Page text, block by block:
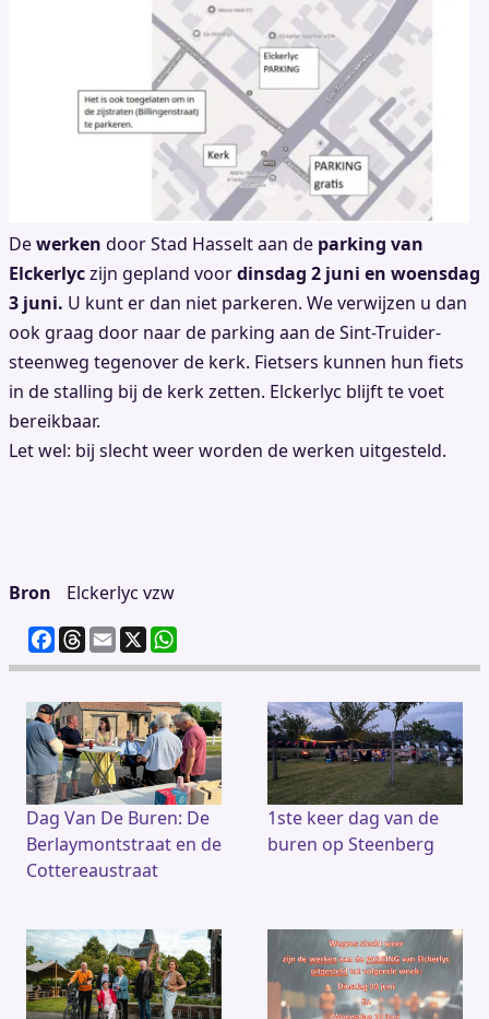
Dewerken door Stad Hasselt aan de parking van
Elckerlyczijn gepland voordinsdag 2 juni en woensdag
3 juni. U kunt er dan niet parkeren. We verwijzen u dan
ook graag door naar de parking aan de Sint-Truider-
steenweg tegenover de kerk. Fietsers kunnen hun fiets
in de stalling bij de kerk zetten. Elckerlyc blijft te voet
bereikbaar.
Let wel: bij slecht weer worden de werken uitgesteld.
Bron Elckerlyc vzw
F
a
c
e
b
o
o
k
T
h
re
a
d
s
E
m
ai
l
X
h
at
s
A
p
p
Dag Van De Buren: De
Berlaymontstraat en de
Cottereaustraat
1ste keer dag van de
buren op Steenberg